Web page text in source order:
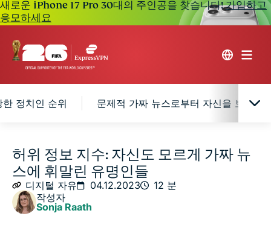
새로운 iPhone 17 Pro 30대의 주인공을 찾습니다!가입하고
응모하세요
정치인 순위 문제적 가짜 뉴스로부터 자신을 보호하
가짜 뉴스는 모두 나쁜가요?
2023년 가짜 뉴스와 연관된 유명인 Top 20
가짜 뉴스에 자주 등장한 정치인 순위
허위 정보 지수: 자신도 모르게 가짜 뉴
스에 휘말린 유명인들
디지털 자유 04.12.2023
12 분
작성자
Sonja Raath